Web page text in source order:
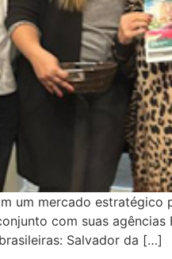
um mercado
com suas agências
Salvador da […]